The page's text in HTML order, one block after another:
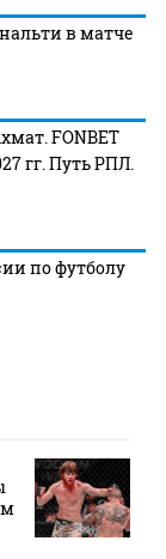
в матче
FONBET
гг. Путь РПЛ.
по футболу